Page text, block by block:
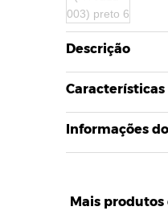
Descrição
Características
Informações
Mais produtos